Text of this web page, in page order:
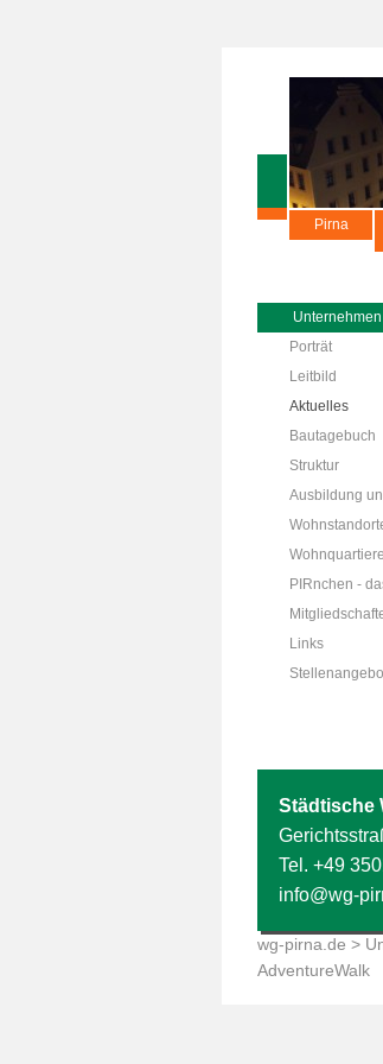
Pirna
Unternehmen
Porträt
Leitbild
Aktuelles
Bautagebuch
Struktur
Ausbildung
PIRnchen -
Links
Städtische
Tel. +49
info@wg-
wg-pirna.de >
AdventureWalk